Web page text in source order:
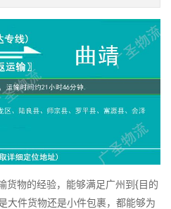
物的经验，能够满足广州到{目的
大件货物还是小件包裹，都能够为